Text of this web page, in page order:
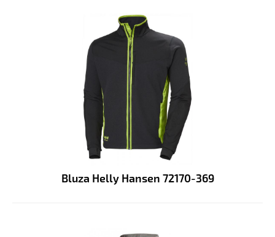
Bluza Helly Hansen 72170-369